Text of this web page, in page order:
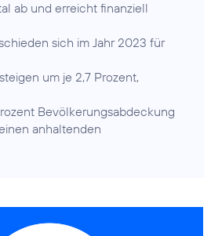
ab und erreicht finanziell
sich im Jahr 2023 für
um je 2,7 Prozent,
Bevölkerungsabdeckung
anhaltenden